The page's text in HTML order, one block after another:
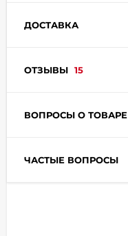
ДОСТАВКА
ОТЗЫВЫ 15
ВОПРОСЫ О ТОВАРЕ
ЧАСТЫЕ ВОПРОСЫ